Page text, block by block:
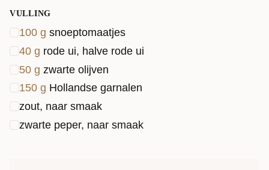
VULLING
100 g snoeptomaatjes
40 g rode ui, halve rode ui
50 g zwarte olijven
150 g Hollandse garnalen
zout, naar smaak
zwarte peper, naar smaak